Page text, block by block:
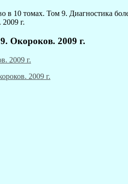
в 10 томах. Том 9. Диагностика
г.
Окороков. 2009 г.